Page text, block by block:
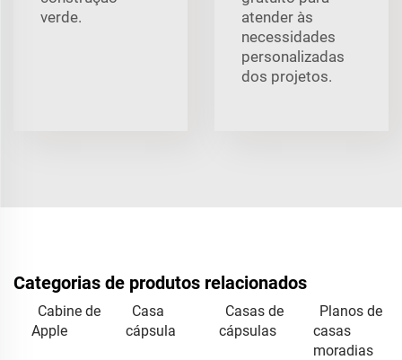
verde.
atender às
necessidades
personalizadas
dos projetos.
Categorias de produtos relacionados
Cabine de
Apple
Casa
cápsula
Casas de
cápsulas
Planos de
casas
moradias